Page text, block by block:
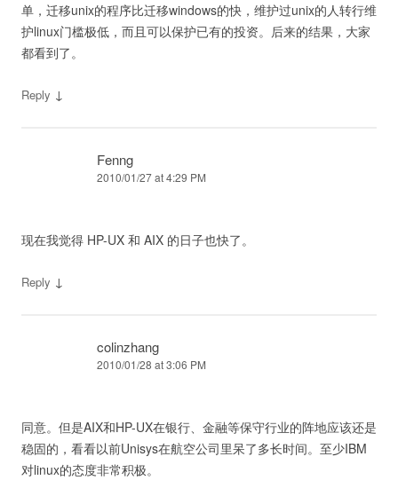
单，迁移unix的程序比迁移windows的快，维护过unix的人转行维
护linux门槛极低，而且可以保护已有的投资。后来的结果，大家
都看到了。
Reply ↓
Fenng
2010/01/27 at 4:29 PM
现在我觉得 HP-UX 和 AIX 的日子也快了。
Reply ↓
colinzhang
2010/01/28 at 3:06 PM
同意。但是AIX和HP-UX在银行、金融等保守行业的阵地应该还是
稳固的，看看以前Unisys在航空公司里呆了多长时间。至少IBM
对linux的态度非常积极。